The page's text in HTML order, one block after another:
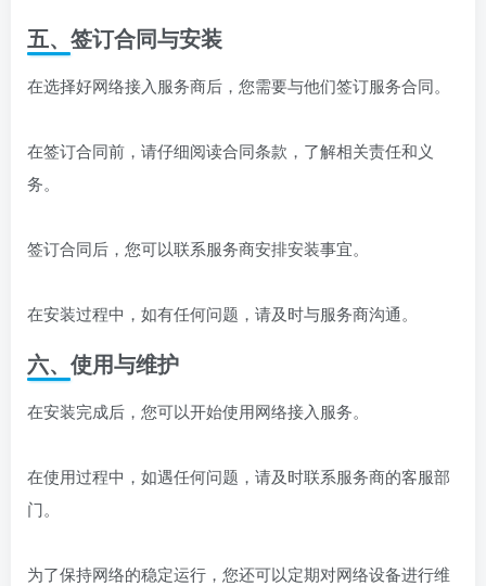
五、签订合同与安装
在选择好网络接入服务商后，您需要与他们签订服务合同。
在签订合同前，请仔细阅读合同条款，了解相关责任和义
务。
签订合同后，您可以联系服务商安排安装事宜。
在安装过程中，如有任何问题，请及时与服务商沟通。
六、使用与维护
在安装完成后，您可以开始使用网络接入服务。
在使用过程中，如遇任何问题，请及时联系服务商的客服部
门。
为了保持网络的稳定运行，您还可以定期对网络设备进行维